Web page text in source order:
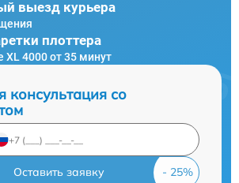
выезд курьера
плоттера
XL 4000 от 35 минут
консультация со
Оставить заявку